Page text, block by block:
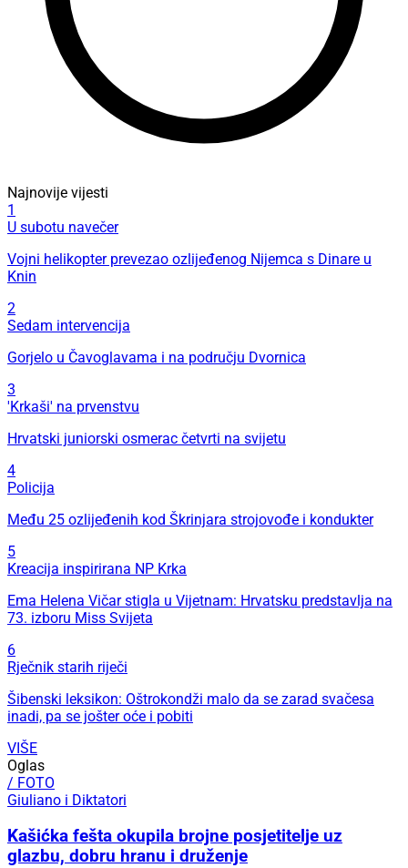
Najnovije vijesti
1
U subotu navečer
Vojni helikopter prevezao ozlijeđenog Nijemca s Dinare u
Knin
2
Sedam intervencija
Gorjelo u Čavoglavama i na području Dvornica
3
'Krkaši' na prvenstvu
Hrvatski juniorski osmerac četvrti na svijetu
4
Policija
Među 25 ozlijeđenih kod Škrinjara strojovođe i kondukter
5
Kreacija inspirirana NP Krka
Ema Helena Vičar stigla u Vijetnam: Hrvatsku predstavlja na
73. izboru Miss Svijeta
6
Rječnik starih riječi
Šibenski leksikon: Oštrokondži malo da se zarad svačesa
inadi, pa se jošter oće i pobiti
VIŠE
Oglas
/ FOTO
Giuliano i Diktatori
Kašićka fešta okupila brojne posjetitelje uz
glazbu, dobru hranu i druženje